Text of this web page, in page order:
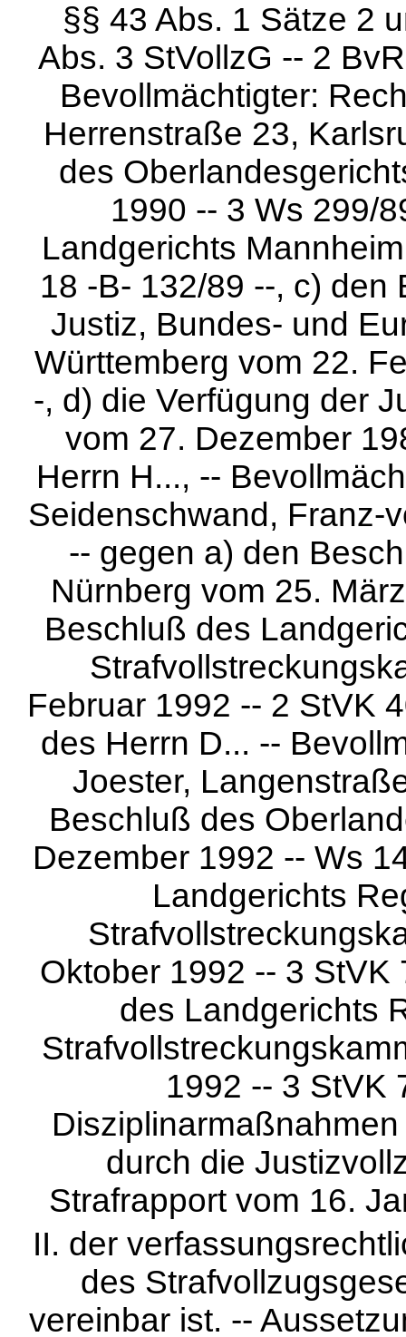
§§ 43 Abs. 1 Sätze 2
Abs. 3 StVollzG -- 2
Bevollmächtigter:
Herrenstraße 23,
des
1990 -- 3 Ws 299/
Landgerichts
18 -B- 132/89 --, c) den
Justiz, Bundes- und
Württemberg vom 22.
-, d) die Verfügung der
vom 27. Dezember
Herrn H..., --
Seidenschwand, Franz-
-- gegen a) den
Nürnberg vom 25.
Beschluß des
Februar 1992 -- 2 StVK
des Herrn D... --
Joester,
Beschluß des
Dezember 1992 -- Ws
Landgerichts
Oktober 1992 -- 3
des Landgerichts
1992 -- 3 StVK
durch die
Strafrapport vom 16.
II. der
des
vereinbar ist. --